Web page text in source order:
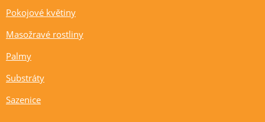
Pokojové květiny
Masožravé rostliny
Palmy
Substráty
Sazenice